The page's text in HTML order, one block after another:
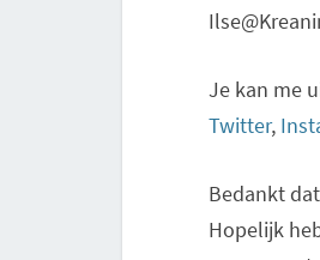
Je kan me
Twitter,
Bedankt
Hopelijk